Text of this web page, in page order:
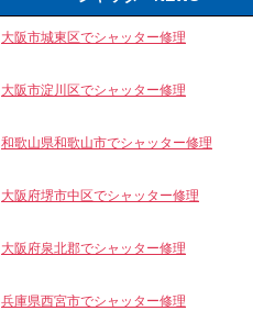
大阪市城東区でシャッター修理
大阪市淀川区でシャッター修理
和歌山県和歌山市でシャッター修理
大阪府堺市中区でシャッター修理
大阪府泉北郡でシャッター修理
兵庫県西宮市でシャッター修理